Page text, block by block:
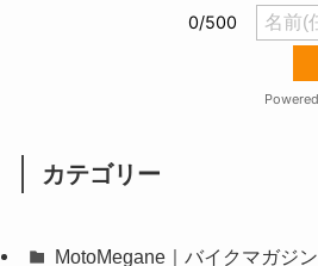
カテゴリー
MotoMegane｜バイクマガジン